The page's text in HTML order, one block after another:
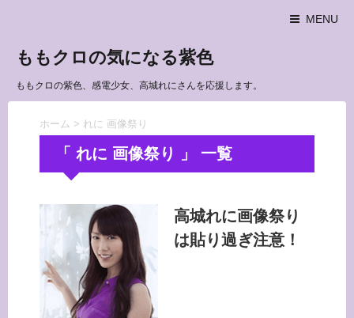
MENU
ももクロの気になる紫色
ももクロの紫色、感電少女、高城れにさんを応援します。
ホーム > れに 画像祭り
「 れに 画像祭り 」 一覧
高城れに画像祭り
は貼り過ぎ注意！